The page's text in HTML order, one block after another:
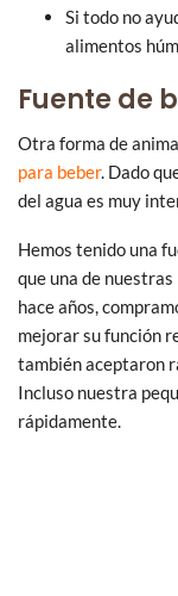
Si todo no
alimentos
Fuente de
Otra forma de
para beber. Dado
del agua es muy
Hemos tenido una
que una de
hace años,
mejorar su función
también aceptaron
Incluso nuestra
rápidamente.